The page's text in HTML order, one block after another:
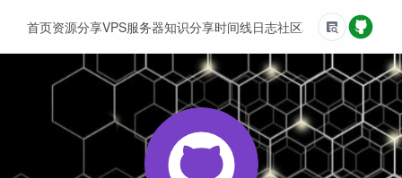
首页资源分享VPS服务器知识分享时间线日志社区友情链接